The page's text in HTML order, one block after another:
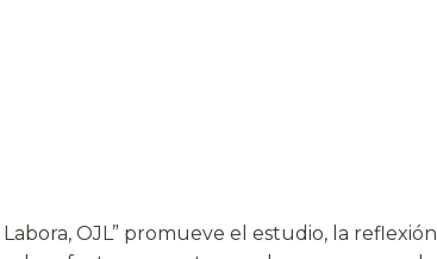
OJL” promueve el estudio, la